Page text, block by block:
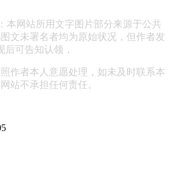
本网站所用文字图片部分来源于公共
文未署名者均为原始状况，但作者发
后可告知认领，
作者本人意愿处理，如未及时联系本
站不承担任何责任。